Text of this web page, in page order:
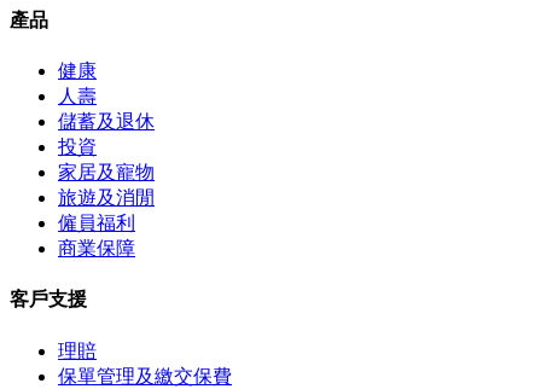
產品
健康
人壽
儲蓄及退休
投資
家居及寵物
旅遊及消閒
僱員福利
商業保障
客戶支援
理賠
保單管理及繳交保費